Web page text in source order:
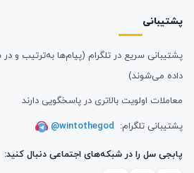
پشتیبانی
پشتیبانی سریع در تلگرام (پیام‌ها به‌ترتیب و
داده می‌شوند)
معاملات اولویت بالاتری در پاسخگویی دارند
پشتیبانی تلگرام: @wintothegod
پابجی سل را در شبکه‌های اجتماعی دنبال کنید: